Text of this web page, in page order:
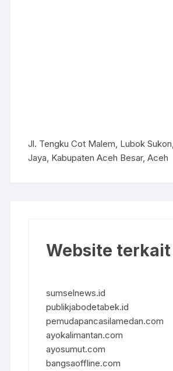
Jl. Tengku Cot Malem, Lubok
Jaya, Kabupaten Aceh Besar, Aceh
Website terkait
sumselnews.id
publikjabodetabek.id
pemudapancasilamedan.com
ayokalimantan.com
ayosumut.com
bangsaoffline.com